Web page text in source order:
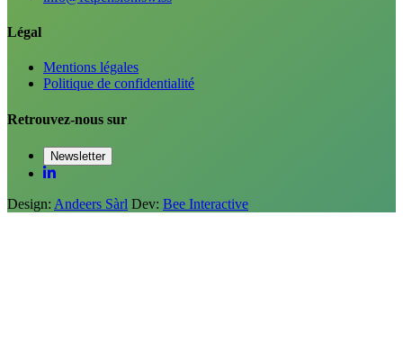
Légal
Mentions légales
Politique de confidentialité
Retrouvez-nous sur
Newsletter
Design: Andeers Sàrl Dev: Bee Interactive